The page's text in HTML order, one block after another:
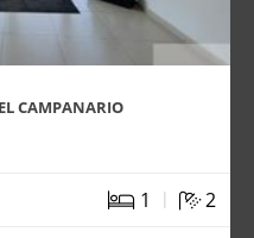
CAMPANARIO
1 | 2